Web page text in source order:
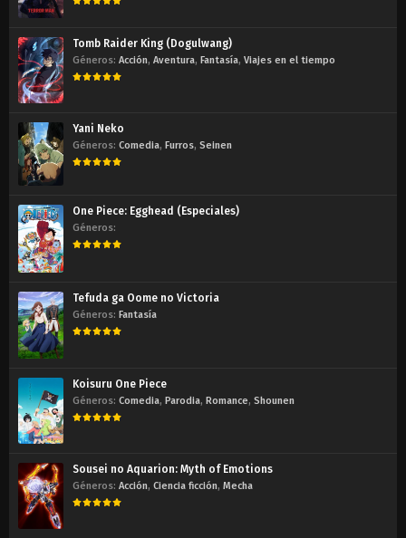
Tomb Raider King (Dogulwang)
Géneros: Acción, Aventura, Fantasía, Viajes en el tiempo
Yani Neko
Géneros: Comedia, Furros, Seinen
One Piece: Egghead (Especiales)
Géneros:
Tefuda ga Oome no Victoria
Géneros: Fantasía
Koisuru One Piece
Géneros: Comedia, Parodia, Romance, Shounen
Sousei no Aquarion: Myth of Emotions
Géneros: Acción, Ciencia ficción, Mecha